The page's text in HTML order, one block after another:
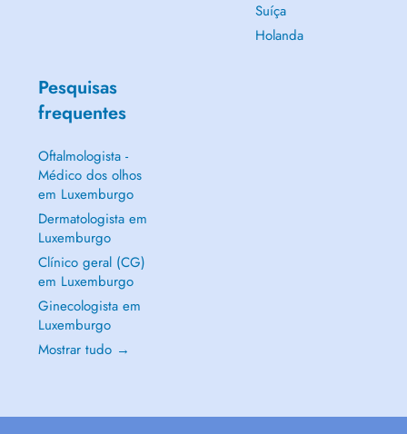
Suíça
Holanda
Pesquisas
frequentes
Oftalmologista -
Médico dos olhos
em Luxemburgo
Dermatologista em
Luxemburgo
Clínico geral (CG)
em Luxemburgo
Ginecologista em
Luxemburgo
Mostrar tudo →